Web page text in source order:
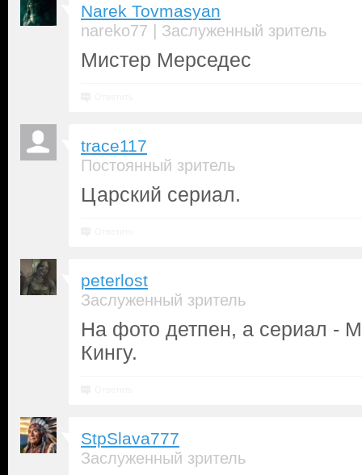
Narek Tovmasyan
nareko77 | Заслуженный зритель
Мистер Мерседес
trace117
Постоянный зритель
Царский сериал.
peterlost
Заслуженный зритель
На фото детпен, а сериал -
Кингу.
StpSlava777
Заслуженный зритель